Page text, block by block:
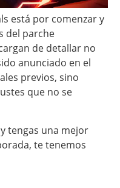
está por comenzar y
del parche
de detallar no
anunciado en el
previos, sino
que no se
tengas una mejor
te tenemos